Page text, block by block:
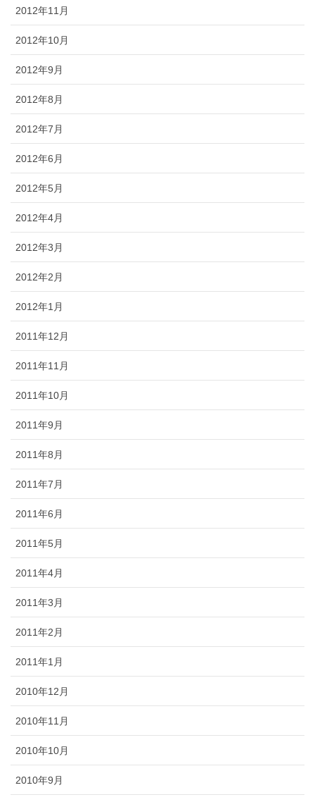
2012年11月
2012年10月
2012年9月
2012年8月
2012年7月
2012年6月
2012年5月
2012年4月
2012年3月
2012年2月
2012年1月
2011年12月
2011年11月
2011年10月
2011年9月
2011年8月
2011年7月
2011年6月
2011年5月
2011年4月
2011年3月
2011年2月
2011年1月
2010年12月
2010年11月
2010年10月
2010年9月